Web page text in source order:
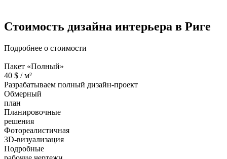
Стоимость дизайна интерьера в Риге
Подробнее о стоимости
Пакет «Полный»
40 $ /м²
Разрабатываем полный дизайн-проект
Обмерный
план
Планировочные
решения
Фотореалистичная
3D-визуализация
Подробные